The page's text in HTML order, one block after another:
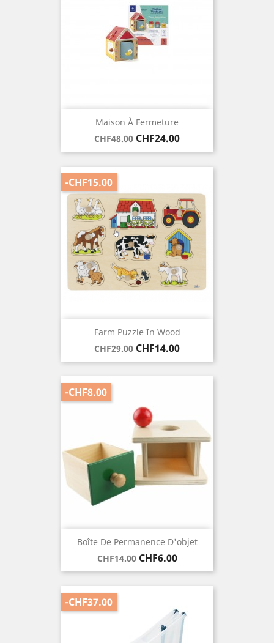
Maison À Fermeture
Regular
price
CHF48.00 Price
CHF24.00
Farm Puzzle In Wood
Regular
price
CHF29.00 Price
CHF14.00
-CHF15.00
Boîte De Permanence D'objet
Regular
price
CHF14.00 Price
CHF6.00
-CHF8.00
-CHF37.00